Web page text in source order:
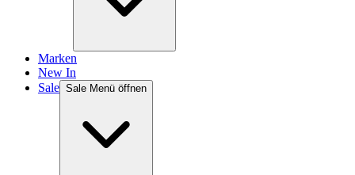
Marken
New In
Sale Sale Menü öffnen